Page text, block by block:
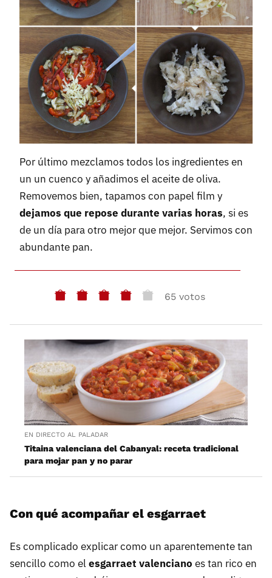
Por último mezclamos todos los ingredientes en
un un cuenco y añadimos el aceite de oliva.
Removemos bien, tapamos con papel film y
dejamos que repose durante varias horas, si es
de un día para otro mejor que mejor. Servimos con
abundante pan.
65 votos
EN DIRECTO AL PALADAR
Titaina valenciana del Cabanyal: receta tradicional
para mojar pan y no parar
Con qué acompañar el esgarraet
Es complicado explicar como un aparentemente tan
sencillo como el esgarraet valenciano es tan rico en